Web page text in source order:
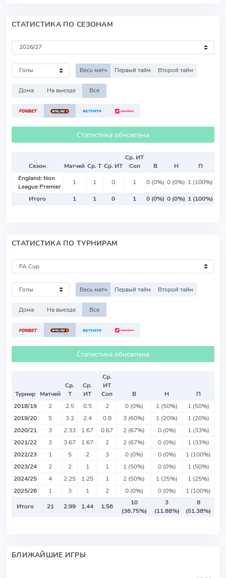
СТАТИСТИКА ПО СЕЗОНАМ
Весь матч Первый тайм Второй тайм
Дома На выезде Все
Статистика обновлена
Сезон Матчей Ср. Т Ср. ИТ
Ср. ИТ
Соп
В Н
П
England: Non
League Premier
1 1 0 1 0 (0%) 0 (0%) 1 (100%)
Итого 1 1 0 1 0 (0%) 0 (0%) 1 (100%)
СТАТИСТИКА ПО ТУРНИРАМ
Весь матч Первый тайм Второй тайм
Дома На выезде Все
Статистика обновлена
Турнир Матчей
Ср.
Т
Ср.
ИТ
Ср.
ИТ
Соп
В Н
П
2018/19
2 2.5 0.5 2 0 (0%) 1 (50%)
1 (50%)
2019/20
5 3.2 2.4 0.8 3 (60%) 1 (20%)
1 (20%)
2020/21
3 2.33 1.67 0.67 2 (67%) 0 (0%)
1 (33%)
2021/22
3 3.67 1.67 2 2 (67%) 0 (0%)
1 (33%)
2022/23
1 5 2 3 0 (0%) 0 (0%)
1 (100%)
2023/24
2 2 1 1 1 (50%) 0 (0%)
1 (50%)
2024/25
4 2.25 1.25 1 2 (50%) 1 (25%)
1 (25%)
2025/26
1 3 1 2 0 (0%) 0 (0%)
1 (100%)
Итого
21 2.99 1.44 1.56
10
(36.75%)
3
(11.88%)
8
(51.38%)
БЛИЖАЙШИЕ ИГРЫ